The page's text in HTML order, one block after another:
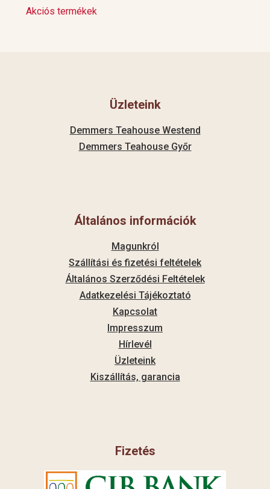
Akciós termékek
Üzleteink
Demmers Teahouse Westend
Demmers Teahouse Győr
Általános információk
Magunkról
Szállítási és fizetési feltételek
Általános Szerződési Feltételek
Adatkezelési Tájékoztató
Kapcsolat
Impresszum
Hírlevél
Üzleteink
Kiszállítás, garancia
Fizetés